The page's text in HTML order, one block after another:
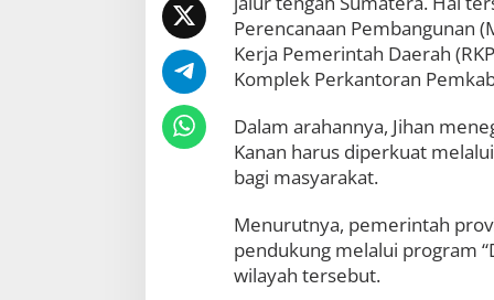
t
r
i
d
i
a
l
u
e
n
g
Perencanaan Pembangunan
Kerja Pemerintah Daerah
Komplek Perkantoran
Dalam arahannya, Jihan
Kanan harus diperkuat
bagi masyarakat.
Menurutnya, pemerintah
pendukung melalui program
wilayah tersebut.